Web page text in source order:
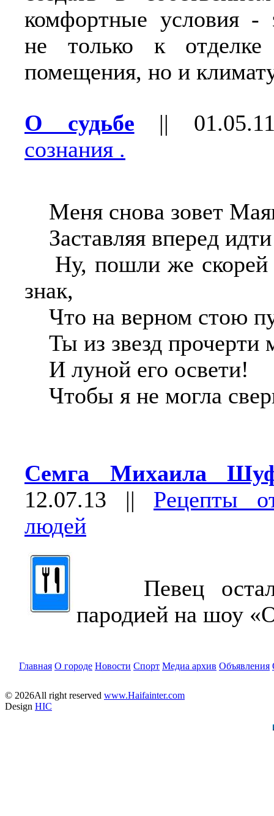
комфортные условия -
не только к отделке
помещения, но и
О судьбе ||
сознания .
Меня снова зовет
Заставляя вперед
Ну, пошли же скорей
знак,
Что на верном стою
Ты из звезд прочерти
И луной его освети!
Чтобы я не могла
Семга Михаила
12.07.13 || Рецепты
людей
Певец
пародией на шоу
Главная О городе Новости Спорт Медиа архив Объявления
© 2026All right reserved www.Haifainter.com
Design HIC